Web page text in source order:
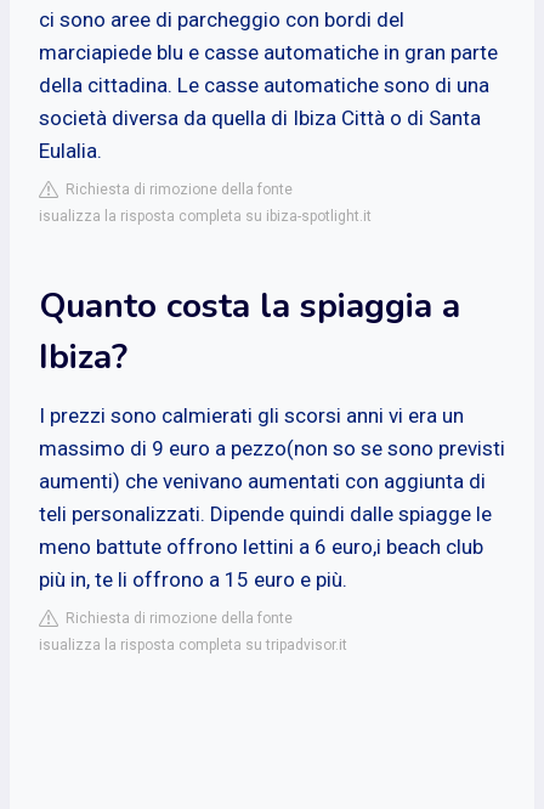
ci sono aree di parcheggio con bordi del
marciapiede blu e casse automatiche in gran parte
della cittadina. Le casse automatiche sono di una
società diversa da quella di Ibiza Città o di Santa
Eulalia.
Richiesta di rimozione della fonte
isualizza la risposta completa su ibiza-spotlight.it
Quanto costa la spiaggia a
Ibiza?
I prezzi sono calmierati gli scorsi anni vi era un
massimo di 9 euro a pezzo(non so se sono previsti
aumenti) che venivano aumentati con aggiunta di
teli personalizzati. Dipende quindi dalle spiagge le
meno battute offrono lettini a 6 euro,i beach club
più in, te li offrono a 15 euro e più.
Richiesta di rimozione della fonte
isualizza la risposta completa su tripadvisor.it